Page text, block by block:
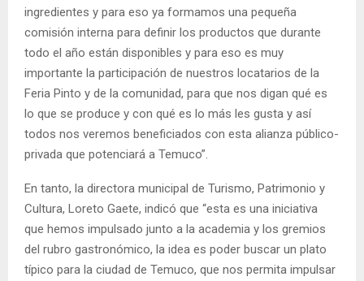
ingredientes y para eso ya formamos una pequeña
comisión interna para definir los productos que durante
todo el año están disponibles y para eso es muy
importante la participación de nuestros locatarios de la
Feria Pinto y de la comunidad, para que nos digan qué es
lo que se produce y con qué es lo más les gusta y así
todos nos veremos beneficiados con esta alianza público-
privada que potenciará a Temuco”.
En tanto, la directora municipal de Turismo, Patrimonio y
Cultura, Loreto Gaete, indicó que “esta es una iniciativa
que hemos impulsado junto a la academia y los gremios
del rubro gastronómico, la idea es poder buscar un plato
típico para la ciudad de Temuco, que nos permita impulsar